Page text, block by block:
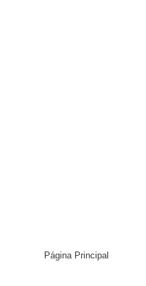
Página Principal